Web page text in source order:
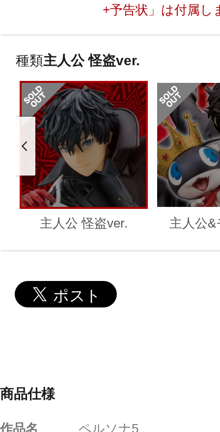
+予告状」は付属し
種類主人公 怪盗ver.
主人公 怪盗ver. 主人公
商品仕様
作品名 ペルソナ5